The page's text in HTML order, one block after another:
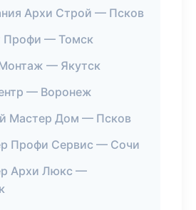
Архи Строй — Псков
Профи — Томск
— Якутск
— Воронеж
Мастер Дом — Псков
Профи Сервис — Сочи
Архи Люкс —